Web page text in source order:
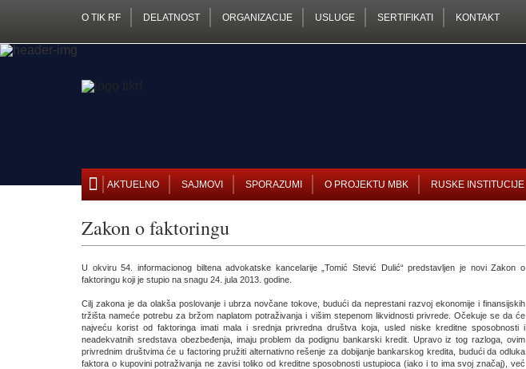
O TIK RF DELATNOST ORGANIZACIJE USLUGE SERTIFIKATI KONTAKT
AKTUELNO SAJMOVI SPORAZUMI O PROJEKTU MBK RUSKE INSTITUCIJE
Zakon o faktoringu
U okviru 54. informacionog biltena advokatske kancelarije „Tomić Stević Dulić“ predstavljen je novi Zakon o
faktoringu koji je stupio na snagu 24. jula 2013. godine.
Cilj zakona je da olakša poslovanje i ubrza novčane tokove, budući da neprestani razvoj ekonomije i finansijskih
tržišta nameće potrebu za bržom naplatom potraživanja i višim stepenom likvidnosti privrede. Očekuje se da će
najveću korist od faktoringa imati mala i srednja privredna društva koja, usled niske kreditne sposobnosti i
neadekvatnih sredstava obezbeđenja, imaju problem da podignu bankarski kredit. Upravo iz tog razloga, ovim
privrednim društvima će u factoring pružiti alternativno rešenje za dobijanje bankarskog kredita, budući da odluka
faktora o kupovini potraživanja ne zavisi toliko od kreditne sposobnosti ustupioca (iako i to ima svoj značaj), već